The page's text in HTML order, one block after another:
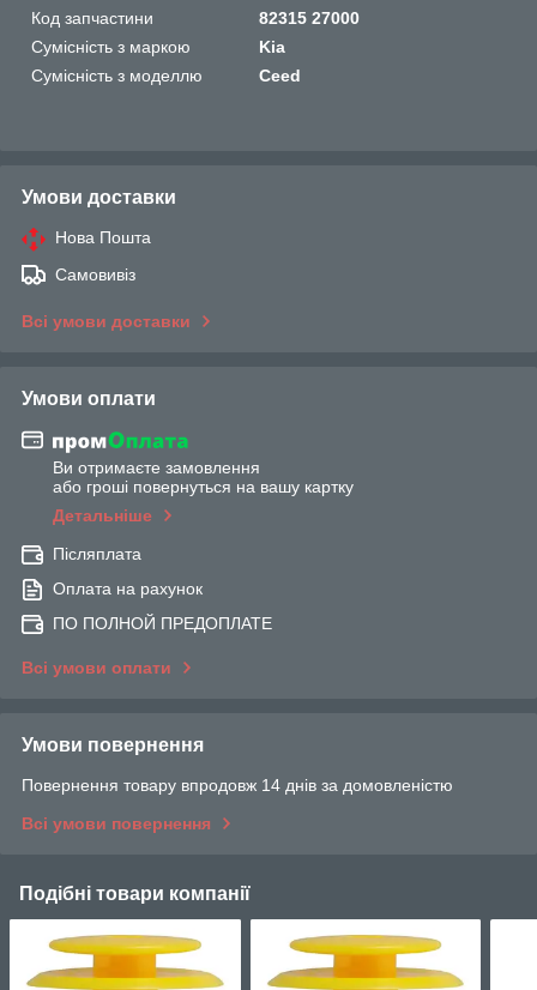
Код запчастини
82315 27000
Сумісність з маркою
Kia
Сумісність з моделлю
Ceed
Умови доставки
Нова Пошта
Самовивіз
Всі умови доставки
Умови оплати
Ви отримаєте замовлення
або гроші повернуться на вашу картку
Детальніше
Післяплата
Оплата на рахунок
ПО ПОЛНОЙ ПРЕДОПЛАТЕ
Всі умови оплати
Умови повернення
Повернення товару впродовж 14 днів за домовленістю
Всі умови повернення
Подібні товари компанії